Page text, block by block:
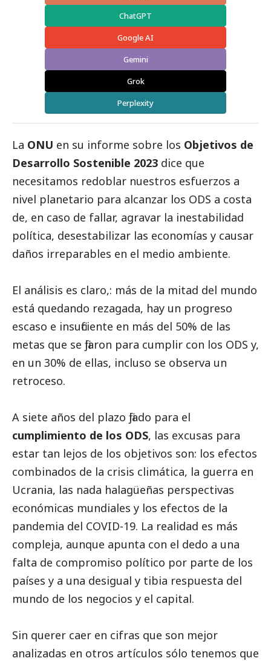
ChatGPT
Google AI
Gemini
Grok
Perplexity
La ONU en su informe sobre los Objetivos de
Desarrollo Sostenible 2023 dice que
necesitamos redoblar nuestros esfuerzos a
nivel planetario para alcanzar los ODS a costa
de, en caso de fallar, agravar la inestabilidad
política, desestabilizar las economías y causar
daños irreparables en el medio ambiente.
El análisis es claro,: más de la mitad del mundo
está quedando rezagada, hay un progreso
escaso e insuficiente en más del 50% de las
metas que se fijaron para cumplir con los ODS y,
en un 30% de ellas, incluso se observa un
retroceso.
A siete años del plazo fijado para el
cumplimiento de los ODS, las excusas para
estar tan lejos de los objetivos son: los efectos
combinados de la crisis climática, la guerra en
Ucrania, las nada halagüeñas perspectivas
económicas mundiales y los efectos de la
pandemia del COVID-19. La realidad es más
compleja, aunque apunta con el dedo a una
falta de compromiso político por parte de los
países y a una desigual y tibia respuesta del
mundo de los negocios y el capital.
Sin querer caer en cifras que son mejor
analizadas en otros artículos sólo tenemos que